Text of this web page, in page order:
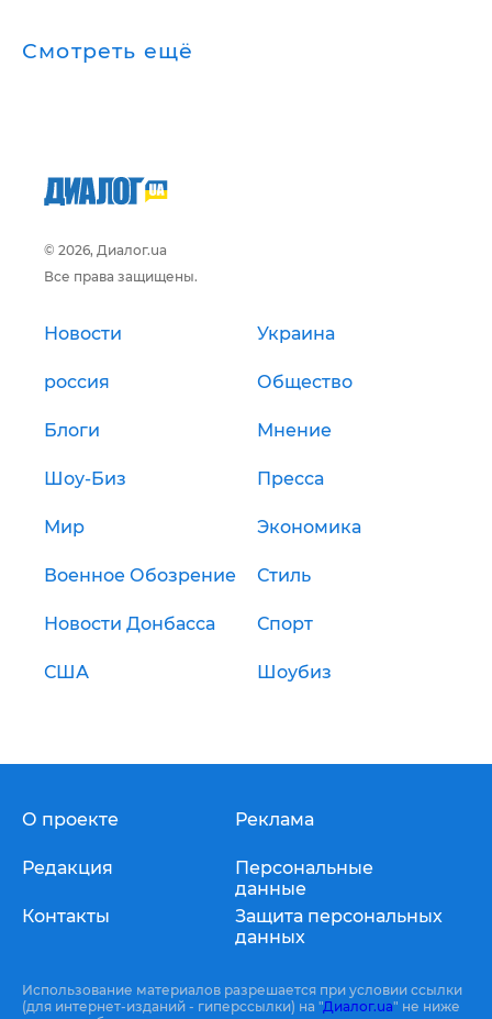
Смотреть ещё
© 2026, Диалог.ua
Все права защищены.
Новости Украина
россия Общество
Блоги Мнение
Шоу-Биз Пресса
Мир Экономика
Военное Обозрение Стиль
Новости Донбасса Спорт
США Шоубиз
О проекте
Редакция
Контакты
Реклама
Персональные
данные
Защита персональных
данных
Использование материалов разрешается при условии ссылки
(для интернет-изданий - гиперссылки) на "Диалог.ua" не ниже